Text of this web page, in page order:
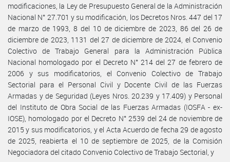
modificaciones, la Ley de Presupuesto General de la Administración
Nacional N° 27.701 y su modificación, los Decretos Nros. 447 del 17
de marzo de 1993, 8 del 10 de diciembre de 2023, 86 del 26 de
diciembre de 2023, 1131 del 27 de diciembre de 2024, el Convenio
Colectivo de Trabajo General para la Administración Pública
Nacional homologado por el Decreto N° 214 del 27 de febrero de
2006 y sus modificatorios, el Convenio Colectivo de Trabajo
Sectorial para el Personal Civil y Docente Civil de las Fuerzas
Armadas y de Seguridad (Leyes Nros. 20.239 y 17.409) y Personal
del Instituto de Obra Social de las Fuerzas Armadas (IOSFA - ex-
IOSE), homologado por el Decreto N° 2539 del 24 de noviembre de
2015 y sus modificatorios, y el Acta Acuerdo de fecha 29 de agosto
de 2025, reabierta el 10 de septiembre de 2025, de la Comisión
Negociadora del citado Convenio Colectivo de Trabajo Sectorial, y